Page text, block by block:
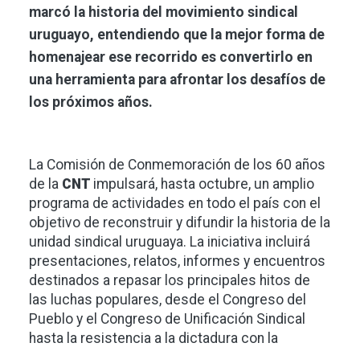
marcó la historia del movimiento sindical
uruguayo, entendiendo que la mejor forma de
homenajear ese recorrido es convertirlo en
una herramienta para afrontar los desafíos de
los próximos años.
La Comisión de Conmemoración de los 60 años
de la CNT impulsará, hasta octubre, un amplio
programa de actividades en todo el país con el
objetivo de reconstruir y difundir la historia de la
unidad sindical uruguaya. La iniciativa incluirá
presentaciones, relatos, informes y encuentros
destinados a repasar los principales hitos de
las luchas populares, desde el Congreso del
Pueblo y el Congreso de Unificación Sindical
hasta la resistencia a la dictadura con la